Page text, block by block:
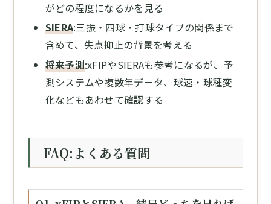
がどの程度になるかを見る
SIERA:三振・四球・打球タイプの関係まで
含めて、失点抑止の背景を考える
将来予測:xFIPやSIERAも参考になるが、予
測システムや複数年データ、球速・球種変
化などもあわせて確認する
FAQ:よくある質問